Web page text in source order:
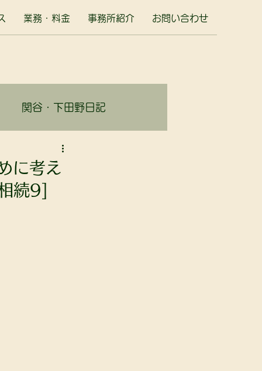
業務・料金 事務所紹介 お問い合わせ
関谷・下田野日記
に考え
続9]